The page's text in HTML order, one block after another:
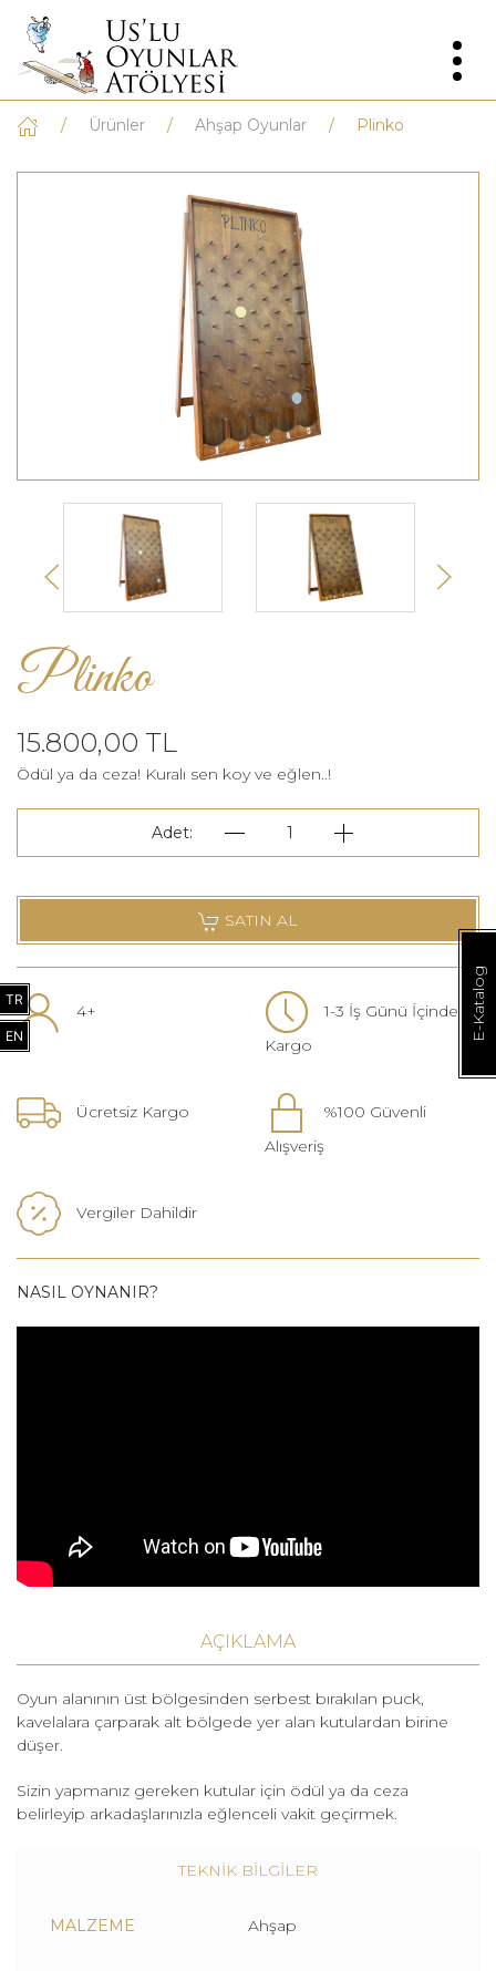
Ürünler Ahşap Oyunlar Plinko
Plinko
15.800,00 TL
Ödül ya da ceza! Kuralı sen koy ve eğlen..!
Adet: 1
SATIN AL
4+
1-3 İş Günü İçinde
Kargo
Ücretsiz Kargo
%100 Güvenli
Alışveriş
Vergiler Dahildir
NASIL OYNANIR?
AÇIKLAMA
Oyun alanının üst bölgesinden serbest bırakılan puck,
kavelalara çarparak alt bölgede yer alan kutulardan birine
düşer.
Sizin yapmanız gereken kutular için ödül ya da ceza
belirleyip arkadaşlarınızla eğlenceli vakit geçirmek.
TEKNİK BİLGİLER
MALZEME Ahşap
E-Katalog
TR
EN